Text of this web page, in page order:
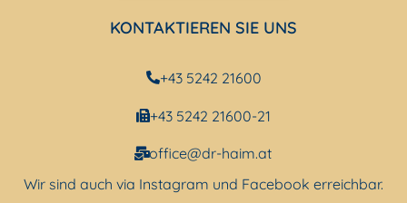
KONTAKTIEREN SIE UNS
+43 5242 21600
+43 5242 21600-21
office@dr-haim.at
Wir sind auch via Instagram und Facebook erreichbar.